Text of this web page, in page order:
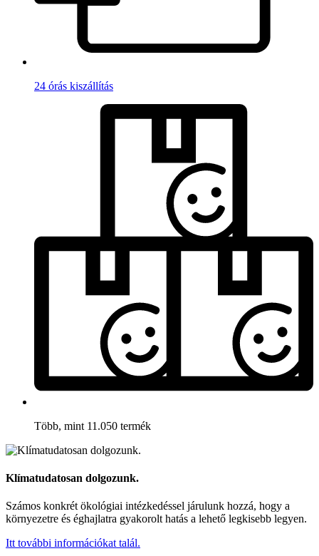
24 órás kiszállítás
Több, mint 11.050 termék
Klímatudatosan dolgozunk.
Számos konkrét ökológiai intézkedéssel járulunk hozzá, hogy a
környezetre és éghajlatra gyakorolt hatás a lehető legkisebb legyen.
Itt további információkat talál.